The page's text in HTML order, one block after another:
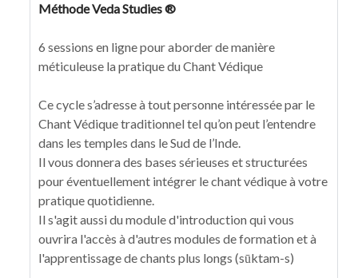
Méthode Veda Studies ®
6 sessions en ligne pour aborder de manière
méticuleuse la pratique du Chant Védique
Ce cycle s’adresse à tout personne intéressée par le
Chant Védique traditionnel tel qu’on peut l’entendre
dans les temples dans le Sud de l’Inde.
Il vous donnera des bases sérieuses et structurées
pour éventuellement intégrer le chant védique à votre
pratique quotidienne.
Il s'agit aussi du module d'introduction qui vous
ouvrira l'accès à d'autres modules de formation et à
l'apprentissage de chants plus longs (sūktam-s)